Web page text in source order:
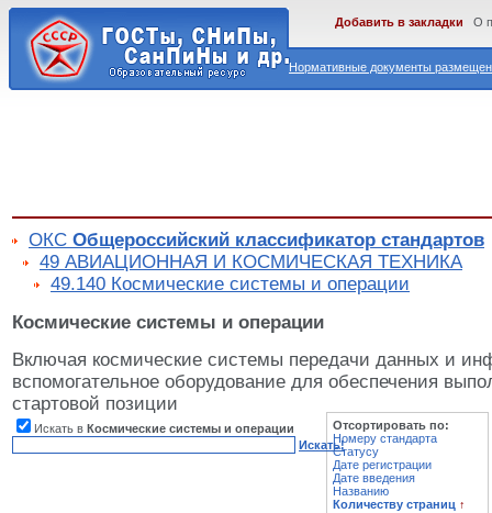
Нормативные документы
Добавить в закладки О
ОКС Общероссийский классификатор стандартов
49 АВИАЦИОННАЯ И КОСМИЧЕСКАЯ ТЕХНИКА
49.140 Космические системы и операции
Космические системы и операции
Включая космические системы передачи данных и
вспомогательное оборудование для обеспечения
стартовой позиции
Искать в Космические системы и операции
Искать!
Отсортировать по:
Номеру стандарта
Статусу
Дате регистрации
Дате введения
Названию
Количеству страниц ↑